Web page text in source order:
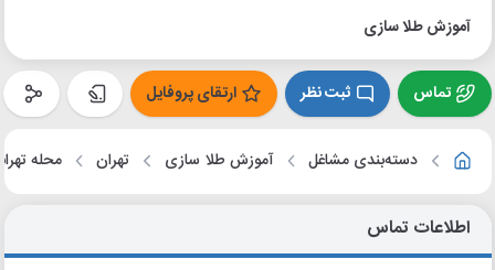
آموزش طلا سازی
تماس ثبت نظر ارتقای پروفایل
دسته‌بندی مشاغل آموزش طلا سازی تهران محله
اطلاعات تماس